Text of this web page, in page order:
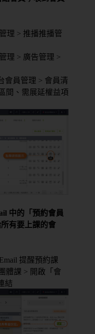
理 > 推播推播管
理 > 廣告管理 >
會員管理 > 會員清
間、需展延權益項
中的「預約會員
有要上課的會
提醒預約課
體課 > 開啟「會
結